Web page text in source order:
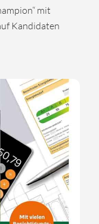
mit
Kandidaten